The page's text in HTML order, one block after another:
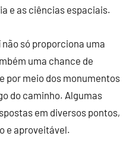
e as ciências espaciais.
não só proporciona uma
uma chance de
por meio dos monumentos
do caminho. Algumas
em diversos pontos,
e aproveitável.